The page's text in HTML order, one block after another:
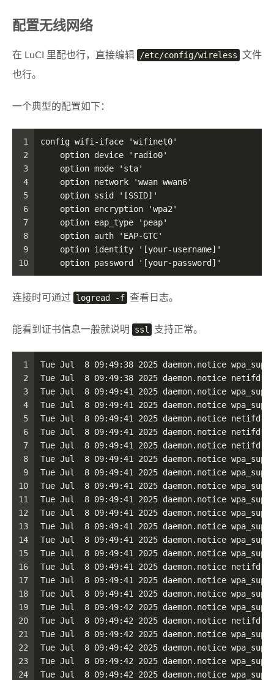
配置无线网络
在 LuCI 里配也行，直接编辑 /etc/config/wireless 文件
也行。
一个典型的配置如下：
1
2
3
4
5
6
7
8
9
10
config wifi-iface 'wifinet0'
    option device 'radio0'
    option mode 'sta'
    option network 'wwan wwan6'
    option ssid '[SSID]'
    option encryption 'wpa2'
    option eap_type 'peap'
    option auth 'EAP-GTC'
    option identity '[your-username]'
    option password '[your-password]'
连接时可通过 logread -f 查看日志。
能看到证书信息一般就说明 ssl 支持正常。
1
2
3
4
5
6
7
8
9
10
11
12
13
14
15
16
17
18
19
20
21
22
23
24
Tue Jul  8 09:49:38 2025 daemon.notice
Tue Jul  8 09:49:38 2025 daemon.notice
Tue Jul  8 09:49:41 2025 daemon.notice
Tue Jul  8 09:49:41 2025 daemon.notice
Tue Jul  8 09:49:41 2025 daemon.notice
Tue Jul  8 09:49:41 2025 daemon.notice
Tue Jul  8 09:49:41 2025 daemon.notice
Tue Jul  8 09:49:41 2025 daemon.notice
Tue Jul  8 09:49:41 2025 daemon.notice
Tue Jul  8 09:49:41 2025 daemon.notice
Tue Jul  8 09:49:41 2025 daemon.notice
Tue Jul  8 09:49:41 2025 daemon.notice
Tue Jul  8 09:49:41 2025 daemon.notice
Tue Jul  8 09:49:41 2025 daemon.notice
Tue Jul  8 09:49:41 2025 daemon.notice
Tue Jul  8 09:49:41 2025 daemon.notice netifd:
Tue Jul  8 09:49:41 2025 daemon.notice
Tue Jul  8 09:49:41 2025 daemon.notice
Tue Jul  8 09:49:42 2025 daemon.notice
Tue Jul  8 09:49:42 2025 daemon.notice netifd:
Tue Jul  8 09:49:42 2025 daemon.notice
Tue Jul  8 09:49:42 2025 daemon.notice
Tue Jul  8 09:49:42 2025 daemon.notice
Tue Jul  8 09:49:42 2025 daemon.notice